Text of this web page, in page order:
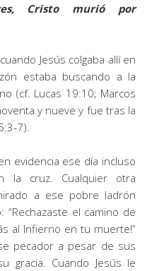
Cristo murió por
Jesús colgaba allí en
estaba buscando a la
(cf. Lucas 19:10; Marcos
y nueve y fue tras la
7).
evidencia ese día incluso
la cruz. Cualquier otra
a ese pobre ladrón
el camino de
al Infierno en tu muerte!”
pecador a pesar de sus
gracia. Cuando Jesús le